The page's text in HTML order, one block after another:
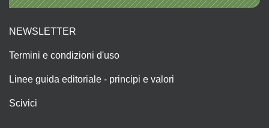
NEWSLETTER
Termini e condizioni d'uso
Linee guida editoriale - principi e valori
Scivici